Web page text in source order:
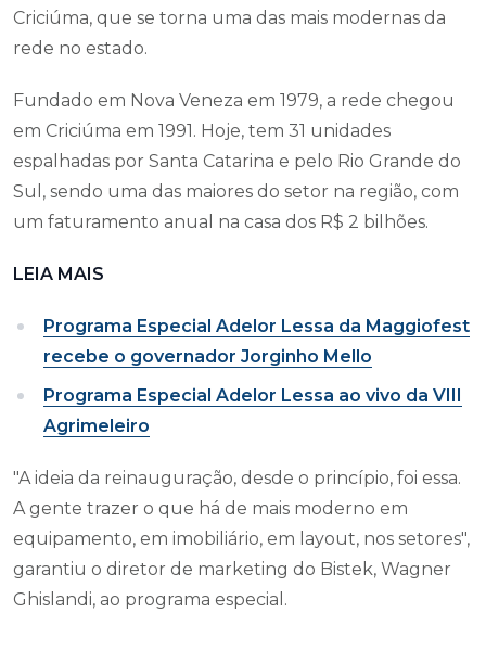
Criciúma, que se torna uma das mais modernas da
rede no estado.
Fundado em Nova Veneza em 1979, a rede chegou
em Criciúma em 1991. Hoje, tem 31 unidades
espalhadas por Santa Catarina e pelo Rio Grande do
Sul, sendo uma das maiores do setor na região, com
um faturamento anual na casa dos R$ 2 bilhões.
LEIA MAIS
Programa Especial Adelor Lessa da Maggiofest
recebe o governador Jorginho Mello
Programa Especial Adelor Lessa ao vivo da VIII
Agrimeleiro
"A ideia da reinauguração, desde o princípio, foi essa.
A gente trazer o que há de mais moderno em
equipamento, em imobiliário, em layout, nos setores",
garantiu o diretor de marketing do Bistek, Wagner
Ghislandi, ao programa especial.